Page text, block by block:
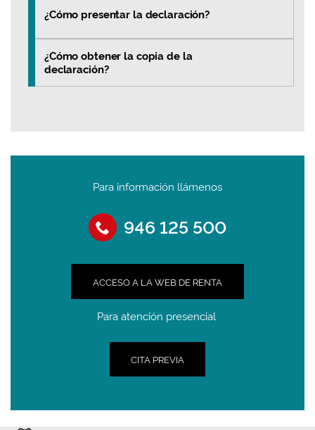
¿Cómo presentar la declaración?
¿Cómo obtener la copia de la
declaración?
Para información llámenos
946 125 500
ACCESO A LA WEB DE RENTA
Para atención presencial
CITA PREVIA